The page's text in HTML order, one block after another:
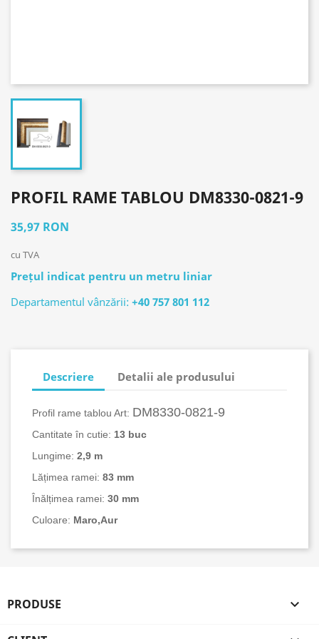
PROFIL RAME TABLOU DМ8330-0821-9
35,97 RON
cu TVA
Prețul indicat pentru un metru liniar
Departamentul vânzării: +40 757 801 112
Descriere Detalii ale produsului
Profil rame tablou Art: DМ8330-0821-9
Cantitate în cutie: 13 buc
Lungime: 2,9 m
Lățimea ramei: 83 mm
Înălțimea ramei: 30 mm
Culoare: Maro,Aur
PRODUSE 